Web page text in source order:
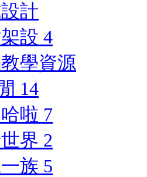
計
設 4
學資源
14
啦 7
界 2
一族 5